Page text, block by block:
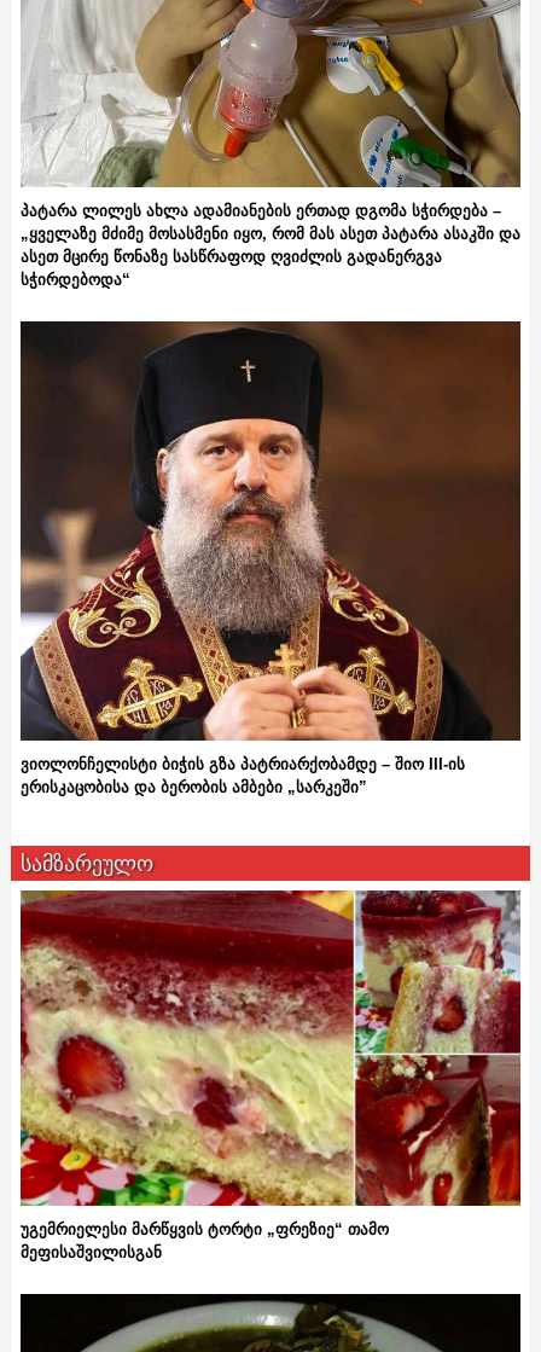
პატარა ლილეს ახლა ადამიანების ერთად დგომა სჭირდება –
„ყველაზე მძიმე მოსასმენი იყო, რომ მას ასეთ პატარა ასაკში და
ასეთ მცირე წონაზე სასწრაფოდ ღვიძლის გადანერგვა
სჭირდებოდა“
ვიოლონჩელისტი ბიჭის გზა პატრიარქობამდე – შიო III-ის
ერისკაცობისა და ბერობის ამბები „სარკეში”
სამზარეულო
უგემრიელესი მარწყვის ტორტი „ფრეზიე“ თამო
მეფისაშვილისგან